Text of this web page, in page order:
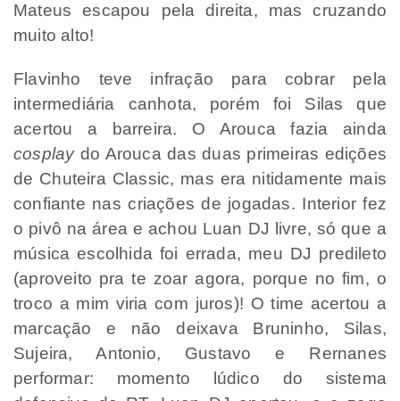
Mateus escapou pela direita, mas cruzando
muito alto!
Flavinho teve infração para cobrar pela
intermediária canhota, porém foi Silas que
acertou a barreira. O Arouca fazia ainda
cosplaydo Arouca das duas primeiras edições
de Chuteira Classic, mas era nitidamente mais
confiante nas criações de jogadas. Interior fez
o pivô na área e achou Luan DJ livre, só que a
música escolhida foi errada, meu DJ predileto
(aproveito pra te zoar agora, porque no fim, o
troco a mim viria com juros)! O time acertou a
marcação e não deixava Bruninho, Silas,
Sujeira, Antonio, Gustavo e Rernanes
performar: momento lúdico do sistema